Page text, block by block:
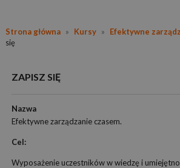
Strona główna » Kursy » Efektywne
się
ZAPISZ SIĘ
Nazwa
Efektywne zarządzanie czasem.
Cel:
Wyposażenie uczestników w wiedzę i